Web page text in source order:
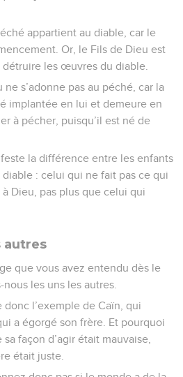
appartient au diable, car le
Or, le Fils de Dieu est
les œuvres du diable.
s’adonne pas au péché, car la
implantée en lui et demeure en
à pécher, puisqu’il est né de
la différence entre les enfants
: celui qui ne fait pas ce qui
Dieu, pas plus que celui qui
autres
que vous avez entendu dès le
les uns les autres.
l’exemple de Caïn, qui
a égorgé son frère. Et pourquoi
façon d’agir était mauvaise,
était juste.